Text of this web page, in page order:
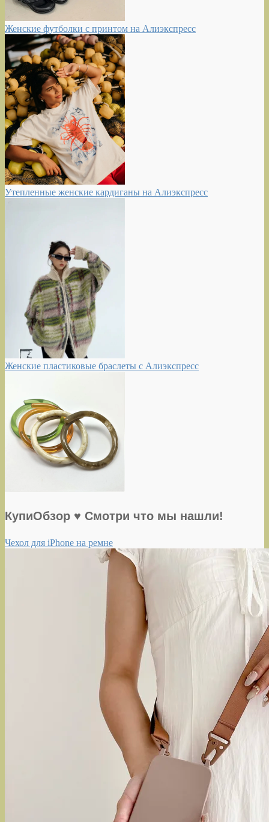
Женские футболки с принтом на Алиэкспресс
Утепленные женские кардиганы на Алиэкспресс
Женские пластиковые браслеты с Алиэкспресс
КупиОбзор ♥ Смотри что мы нашли!
Чехол для iPhone на ремне